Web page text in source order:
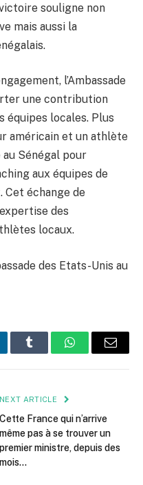
souligne non
mais aussi la
l’Ambassade
une contribution
équipes locales. Plus
américain et un athlète
Sénégal pour
aux équipes de
échange de
des
locaux.
des Etats-Unis au
Tumblr WhatsAppEmail
NEXT ARTICLE
Cette France qui n’arrive
même pas à se trouver un
premier ministre, depuis des
mois…